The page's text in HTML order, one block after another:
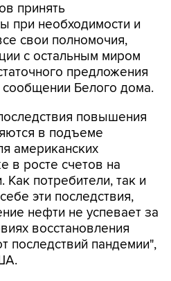
принять
при необходимости и
свои полномочия,
с остальным миром
предложения
сообщении Белого дома.
повышения
в подъеме
американских
в росте счетов на
Как потребители, так и
эти последствия,
нефти не успевает за
восстановления
последствий пандемии",